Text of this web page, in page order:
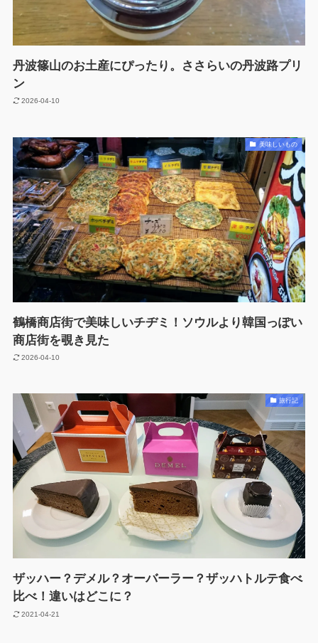
丹波篠山のお土産にぴったり。ささらいの丹波路プリ
ン
2026-04-10
美味しいもの
鶴橋商店街で美味しいチヂミ！ソウルより韓国っぽい
商店街を覗き見た
2026-04-10
旅行記
ザッハー？デメル？オーバーラー？ザッハトルテ食べ
比べ！違いはどこに？
2021-04-21